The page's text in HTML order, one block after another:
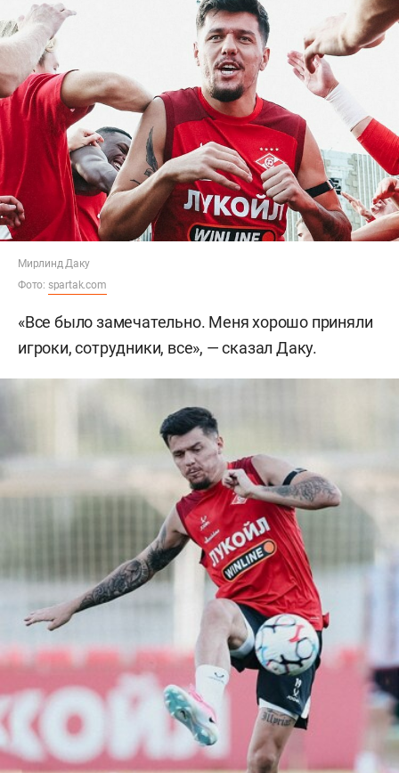
Мирлинд Даку
Фото: spartak.com
«Все было замечательно. Меня хорошо приняли
игроки, сотрудники, все», — сказал Даку.